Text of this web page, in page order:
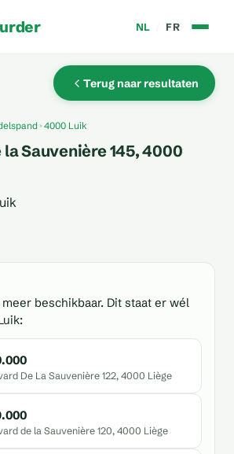
NL FR
Terug naar resultaten
4000 Luik
Sauvenière 145, 4000
beschikbaar. Dit staat er wél
De La Sauvenière 122, 4000 Liège
de la Sauvenière 120, 4000 Liège